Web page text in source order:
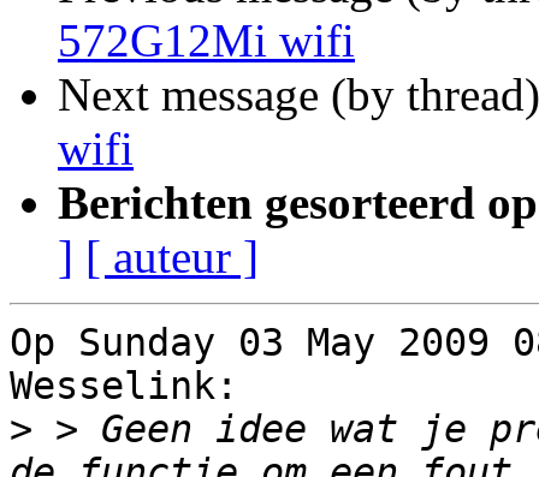
572G12Mi wifi
Next message (by
wifi
Berichten gesorteerd
] [ auteur ]
Op Sunday 03 May
Wesselink:
> > Geen idee wat je